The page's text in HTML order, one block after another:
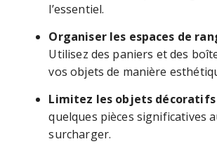
l’essentiel.
Organiser les espaces de
Utilisez des paniers et des
vos objets de manière
Limitez les objets décoratifs
quelques pièces significatives
surcharger.